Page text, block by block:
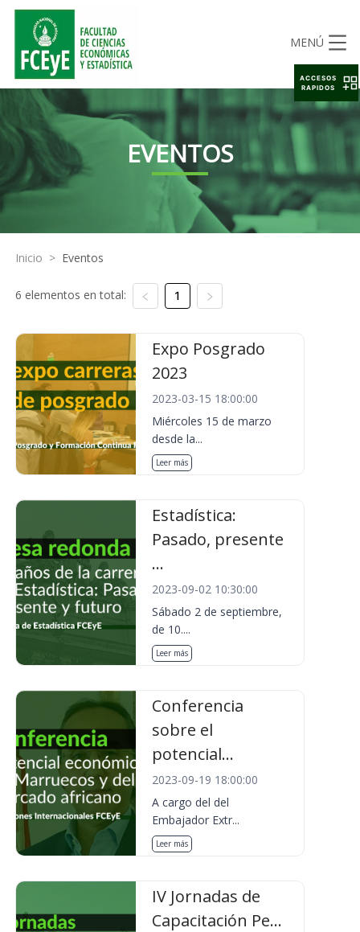
MENÚ
EVENTOS
Inicio > Eventos
6 elementos en total: 1
Expo Posgrado
2023
2023-03-15 18:00:00
Miércoles 15 de marzo
desde la...
Leer más
Estadística:
Pasado, presente
...
2023-09-02 10:30:00
Sábado 2 de septiembre,
de 10....
Leer más
Conferencia
sobre el
potencial...
2023-09-19 18:00:00
A cargo del del
Embajador Extr...
Leer más
IV Jornadas de
Capacitación Pe...
ACCESOS
RAPIDOS